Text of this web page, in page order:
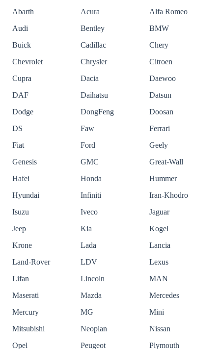
Abarth Acura
Alfa Romeo
Audi
Bentley
BMW
Buick
Cadillac
Chery
Chevrolet
Chrysler
Citroen
Cupra
Dacia
Daewoo
DAF
Daihatsu
Datsun
Dodge
DongFeng
Doosan
DS
Faw
Ferrari
Fiat
Ford
Geely
Genesis
GMC
Great-Wall
Hafei
Honda
Hummer
Hyundai
Infiniti
Iran-Khodro
Isuzu
Iveco
Jaguar
Jeep
Kia
Kogel
Krone
Lada
Lancia
Land-Rover
LDV
Lexus
Lifan
Lincoln
MAN
Maserati
Mazda
Mercedes
Mercury
MG
Mini
Mitsubishi
Neoplan
Nissan
Opel
Peugeot
Plymouth